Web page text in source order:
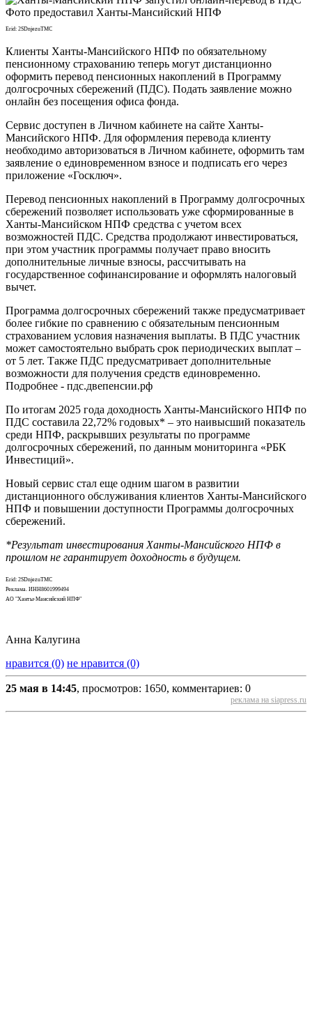
Фото предоставил Ханты-Мансийский НПФ
Erid: 2SDnjezuTMC
Клиенты Ханты-Мансийского НПФ по обязательному
пенсионному страхованию теперь могут дистанционно
оформить перевод пенсионных накоплений в Программу
долгосрочных сбережений (ПДС). Подать заявление можно
онлайн без посещения офиса фонда.
Сервис доступен в Личном кабинете на сайте Ханты-
Мансийского НПФ. Для оформления перевода клиенту
необходимо авторизоваться в Личном кабинете, оформить там
заявление о единовременном взносе и подписать его через
приложение «Госключ».
Перевод пенсионных накоплений в Программу долгосрочных
сбережений позволяет использовать уже сформированные в
Ханты-Мансийском НПФ средства с учетом всех
возможностей ПДС. Средства продолжают инвестироваться,
при этом участник программы получает право вносить
дополнительные личные взносы, рассчитывать на
государственное софинансирование и оформлять налоговый
вычет.
Программа долгосрочных сбережений также предусматривает
более гибкие по сравнению с обязательным пенсионным
страхованием условия назначения выплаты. В ПДС участник
может самостоятельно выбрать срок периодических выплат –
от 5 лет. Также ПДС предусматривает дополнительные
возможности для получения средств единовременно.
Подробнее - пдс.двепенсии.рф
По итогам 2025 года доходность Ханты-Мансийского НПФ по
ПДС составила 22,72% годовых* – это наивысший показатель
среди НПФ, раскрывших результаты по программе
долгосрочных сбережений, по данным мониторинга «РБК
Инвестиций».
Новый сервис стал еще одним шагом в развитии
дистанционного обслуживания клиентов Ханты-Мансийского
НПФ и повышении доступности Программы долгосрочных
сбережений.
*Результат инвестирования Ханты-Мансийского НПФ в
прошлом не гарантирует доходность в будущем.
Erid: 2SDnjezuTMC
Реклама. ИНН8601999494
АО "Ханты-Мансийский НПФ"
Анна Калугина
нравится (0) не нравится (0)
25 мая в 14:45, просмотров: 1650, комментариев: 0
реклама на siapress.ru